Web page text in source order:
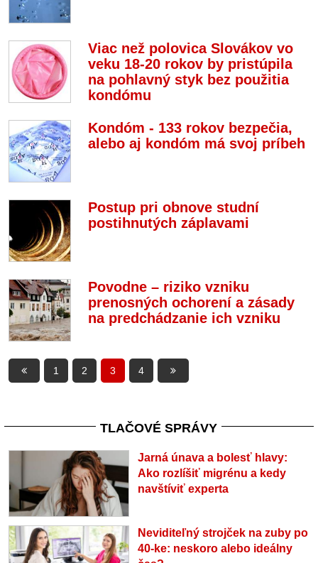
Viac než polovica Slovákov vo
veku 18-20 rokov by pristúpila
na pohlavný styk bez použitia
kondómu
Kondóm - 133 rokov bezpečia,
alebo aj kondóm má svoj príbeh
Postup pri obnove studní
postihnutých záplavami
Povodne – riziko vzniku
prenosných ochorení a zásady
na predchádzanie ich vzniku
1 2 3 4
TLAČOVÉ SPRÁVY
Jarná únava a bolesť hlavy:
Ako rozlíšiť migrénu a kedy
navštíviť experta
Neviditeľný strojček na zuby po
40-ke: neskoro alebo ideálny